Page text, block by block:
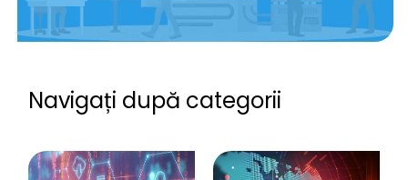
Navigați după categorii